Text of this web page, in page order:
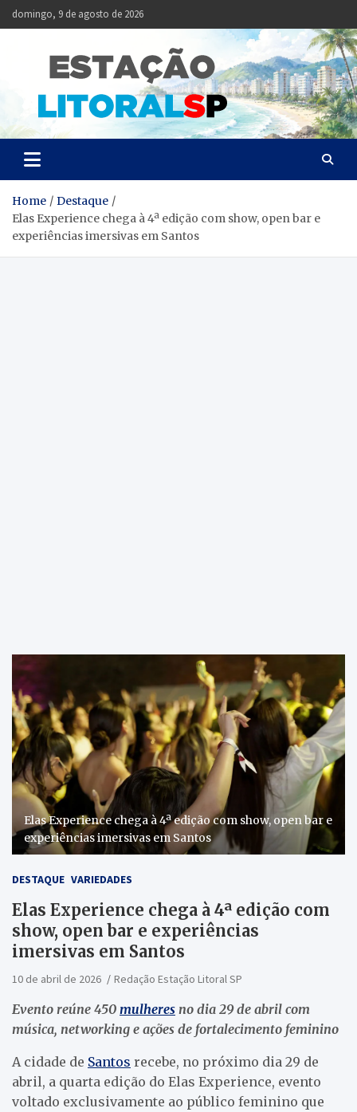
Skip
to
domingo, 9 de agosto de 2026
Estação
Litoral
Notícias da Baixada
Santista
Home
Destaque
Elas Experience chega à 4ª edição com show, open bar e
experiências imersivas em Santos
Elas Experience chega à 4ª edição com show, open bar e
experiências imersivas em Santos
DESTAQUE VARIEDADES
Elas Experience chega à 4ª edição com
show, open bar e experiências
imersivas em Santos
10 de abril de 2026 Redação Estação Litoral SP
Evento reúne 450 mulheres no dia 29 de abril com
música, networking e ações de fortalecimento feminino
A cidade de Santos recebe, no próximo dia 29 de
abril, a quarta edição do Elas Experience, evento
voltado exclusivamente ao público feminino que